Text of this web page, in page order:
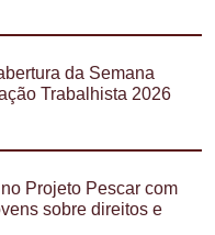
da Semana
Trabalhista 2026
Projeto Pescar com
sobre direitos e